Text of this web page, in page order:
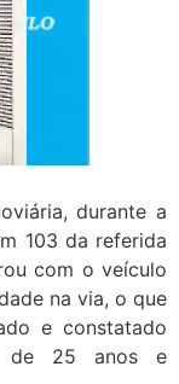
durante a
103 da referida
com o veículo
na via, o que
e constatado
de 25 anos e